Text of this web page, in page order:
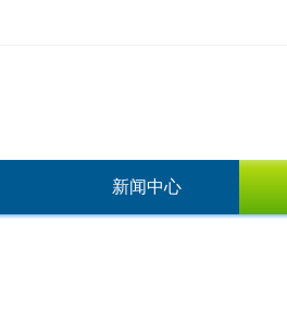
新闻中心